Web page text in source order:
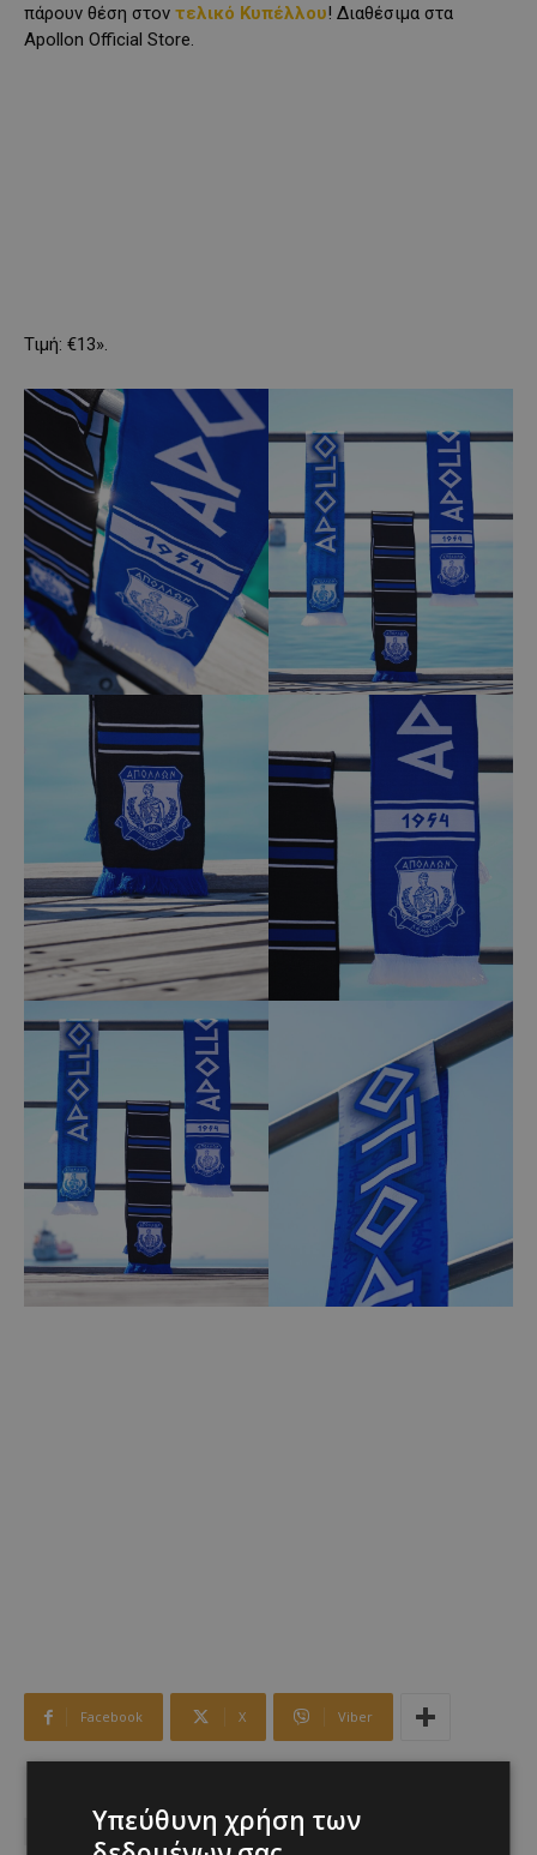
πάρουν θέση στον τελικό Κυπέλλου! Διαθέσιμα στα
Apollon Official Store.
Τιμή: €13».
Facebook X Viber
ΤΕΛΙΚΟΣ ΚΥΠΕΛΛΟΥ
Υπεύθυνη χρήση των